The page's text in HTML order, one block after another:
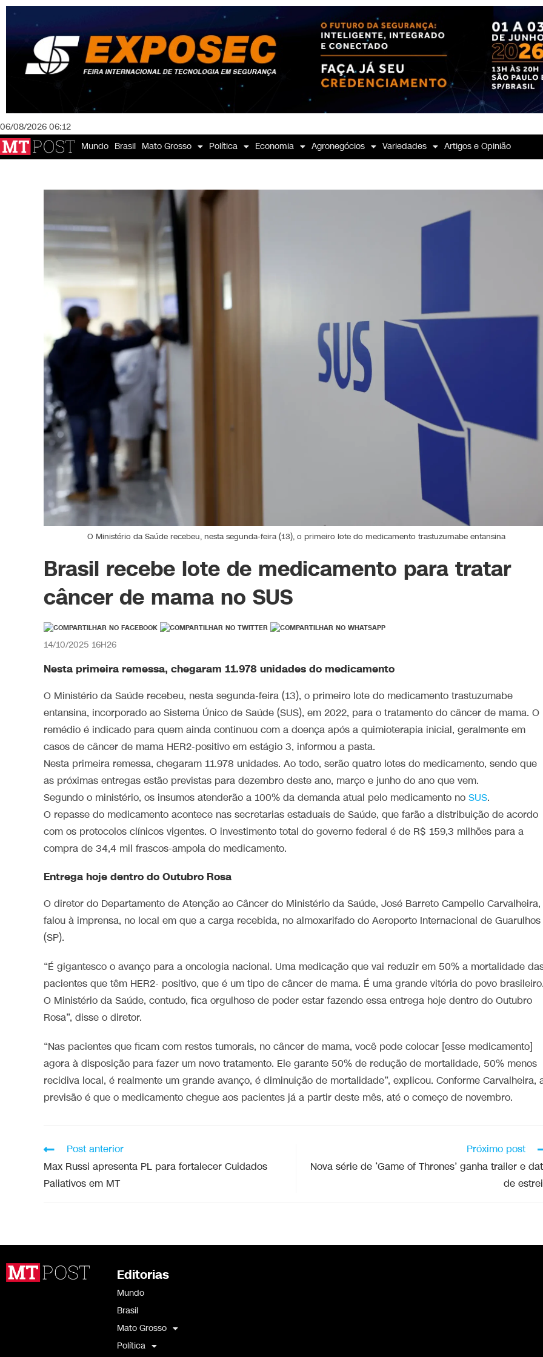
06/08/2026 06:12
Mundo Brasil Mato Grosso Política Economia Agronegócios Variedades Artigos e Opinião
O Ministério da Saúde recebeu, nesta segunda-feira (13), o primeiro lote do medicamento trastuzumabe entansina
Brasil recebe lote de medicamento para tratar
câncer de mama no SUS
14/10/2025 16H26
Nesta primeira remessa, chegaram 11.978 unidades do medicamento
O Ministério da Saúde recebeu, nesta segunda-feira (13), o primeiro lote do medicamento trastuzumabe
entansina, incorporado ao Sistema Único de Saúde (SUS), em 2022, para o tratamento do câncer de mama. O
remédio é indicado para quem ainda continuou com a doença após a quimioterapia inicial, geralmente em
casos de câncer de mama HER2-positivo em estágio 3, informou a pasta.
Nesta primeira remessa, chegaram 11.978 unidades. Ao todo, serão quatro lotes do medicamento, sendo que
as próximas entregas estão previstas para dezembro deste ano, março e junho do ano que vem.
Segundo o ministério, os insumos atenderão a 100% da demanda atual pelo medicamento no SUS.
O repasse do medicamento acontece nas secretarias estaduais de Saúde, que farão a distribuição de acordo
com os protocolos clínicos vigentes. O investimento total do governo federal é de R$ 159,3 milhões para a
compra de 34,4 mil frascos-ampola do medicamento.
Entrega hoje dentro do Outubro Rosa
O diretor do Departamento de Atenção ao Câncer do Ministério da Saúde, José Barreto Campello Carvalheira,
falou à imprensa, no local em que a carga recebida, no almoxarifado do Aeroporto Internacional de Guarulhos
(SP).
“É gigantesco o avanço para a oncologia nacional. Uma medicação que vai reduzir em 50% a mortalidade
pacientes que têm HER2- positivo, que é um tipo de câncer de mama. É uma grande vitória do povo brasileiro.
O Ministério da Saúde, contudo, fica orgulhoso de poder estar fazendo essa entrega hoje dentro do Outubro
Rosa”, disse o diretor.
“Nas pacientes que ficam com restos tumorais, no câncer de mama, você pode colocar [esse medicamento]
agora à disposição para fazer um novo tratamento. Ele garante 50% de redução de mortalidade, 50% menos
recidiva local, é realmente um grande avanço, é diminuição de mortalidade”, explicou. Conforme Carvalheira,
previsão é que o medicamento chegue aos pacientes já a partir deste mês, até o começo de novembro.
Post anterior
Max Russi apresenta PL para fortalecer Cuidados
Paliativos em MT
Próximo post
Nova série de ‘Game of Thrones’ ganha trailer e
de
Editorias
Mundo
Brasil
Mato Grosso
Política